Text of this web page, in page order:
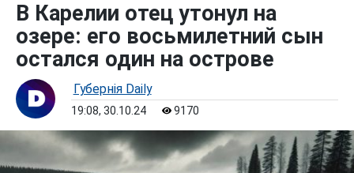
В Карелии отец утонул на
озере: его восьмилетний сын
остался один на острове
Губернiя Daily
19:08, 30.10.24 9170